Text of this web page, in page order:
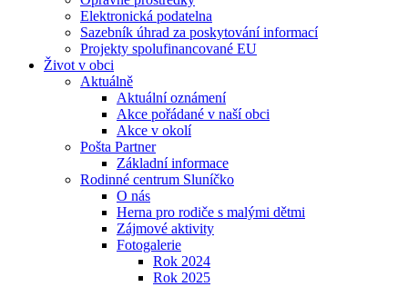
Elektronická podatelna
Sazebník úhrad za poskytování informací
Projekty spolufinancované EU
Život v obci
Aktuálně
Aktuální oznámení
Akce pořádané v naší obci
Akce v okolí
Pošta Partner
Základní informace
Rodinné centrum Sluníčko
O nás
Herna pro rodiče s malými dětmi
Zájmové aktivity
Fotogalerie
Rok 2024
Rok 2025